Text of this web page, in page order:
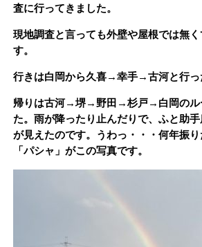
査に行ってきました。
現地調査と言っても外壁や屋根では無
す。
行きは白岡から久喜→幸手→古河と行っ
帰りは古河→堺→野田→杉戸→白岡のル
た。雨が降ったり止んだりで、ふと助手
が見えたのです。うわっ・・・何年振
「パシャ」がこの写真です。